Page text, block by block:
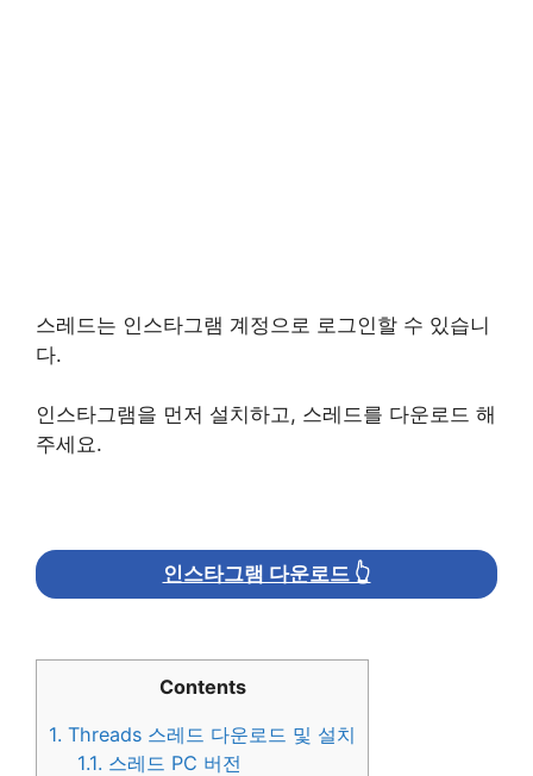
스레드는 인스타그램 계정으로 로그인할 수 있습니
다.
인스타그램을 먼저 설치하고, 스레드를 다운로드 해
주세요.
인스타그램 다운로드 👆
Contents
1. Threads 스레드 다운로드 및 설치
1.1. 스레드 PC 버전